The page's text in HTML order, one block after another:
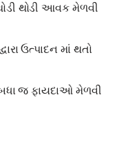
થોડી આવક મેળવી
ઉત્પાદન માં થતો
જ ફાયદાઓ મેળવી